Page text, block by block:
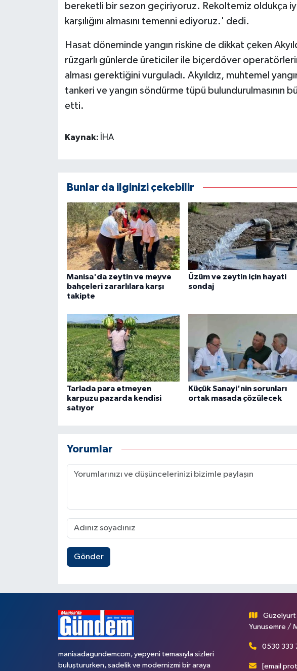
bereketli bir sezon geçiriyoruz. Rekoltemiz oldukça
karşılığını almasını temenni ediyoruz.' dedi.
Hasat döneminde yangın riskine de dikkat çeken
rüzgarlı günlerde üreticiler ile biçerdöver
alması gerektiğini vurguladı. Akyıldız, muhtemel
tankeri ve yangın söndürme tüpü bulundurulmasının
etti.
Kaynak: İHA
Bunlar da ilginizi çekebilir
Manisa'da zeytin ve meyve
bahçeleri zararlılara karşı
takipte
Üzüm ve zeytin için hayati
sondaj
Tarlada para etmeyen
karpuzu pazarda kendisi
satıyor
Küçük Sanayi'nin sorunları
ortak masada çözülecek
Yorumlar
Gönder
manisadagundemcom, yepyeni temasıyla sizleri
buluştururken, sadelik ve modernizmi bir araya
Güzelyurt
Yunusemre /
0530 333
[email